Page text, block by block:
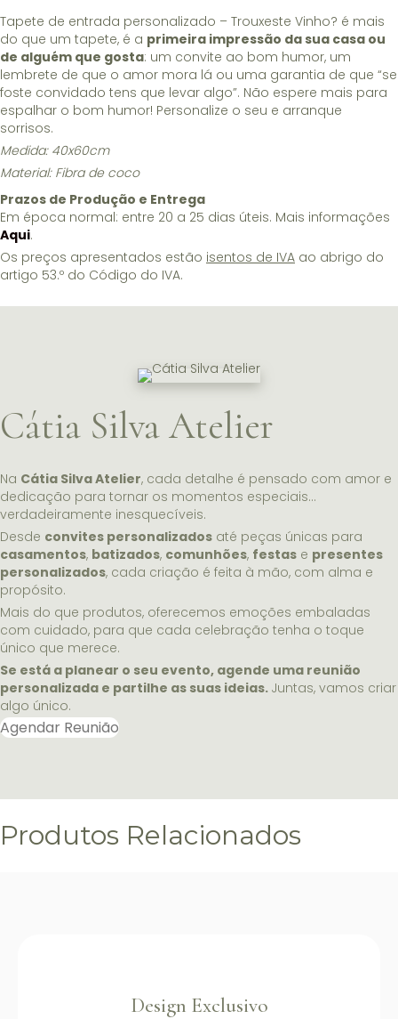
-
Trouxeste
Vinho?
Tapete de entrada personalizado – Trouxeste Vinho? é mais
do que um tapete, é a primeira impressão da sua casa ou
de alguém que gosta: um convite ao bom humor, um
lembrete de que o amor mora lá ou uma garantia de que “se
foste convidado tens que levar algo”. Não espere mais para
espalhar o bom humor! Personalize o seu e arranque
sorrisos.
Medida: 40x60cm
Material: Fibra de coco
Prazos de Produção e Entrega
Em época normal: entre 20 a 25 dias úteis. Mais informações
Aqui.
Os preços apresentados estão isentos de IVA ao abrigo do
artigo 53.º do Código do IVA.
Cátia Silva Atelier
Na Cátia Silva Atelier, cada detalhe é pensado com amor e
dedicação para tornar os momentos especiais…
verdadeiramente inesquecíveis.
Desde convites personalizados até peças únicas para
casamentos, batizados, comunhões, festas e presentes
personalizados, cada criação é feita à mão, com alma e
propósito.
Mais do que produtos, oferecemos emoções embaladas
com cuidado, para que cada celebração tenha o toque
único que merece.
Se está a planear o seu evento, agende uma reunião
personalizada e partilhe as suas ideias. Juntas, vamos criar
algo único.
Agendar Reunião
Produtos Relacionados
Design Exclusivo